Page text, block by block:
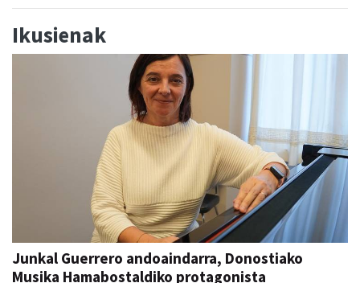
Ikusienak
Junkal Guerrero andoaindarra, Donostiako
Musika Hamabostaldiko protagonista